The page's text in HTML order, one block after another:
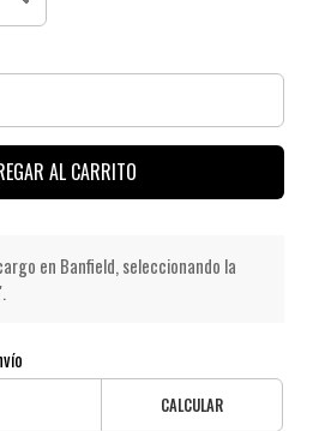
AL CARRITO
en Banfield, seleccionando la
CALCULAR